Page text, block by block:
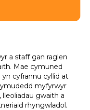
a staff gan raglen
Mae cymuned
yn cyfrannu cyllid at
myfyrwyr
gwaith a
rhyngwladol.